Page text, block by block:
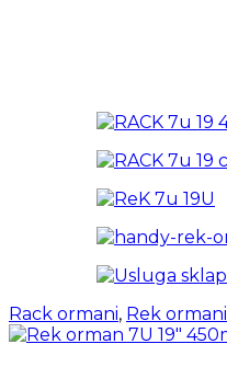
Rack ormani, Rek ormani